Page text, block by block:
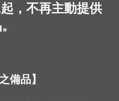
起， 不再主動提供
備品】